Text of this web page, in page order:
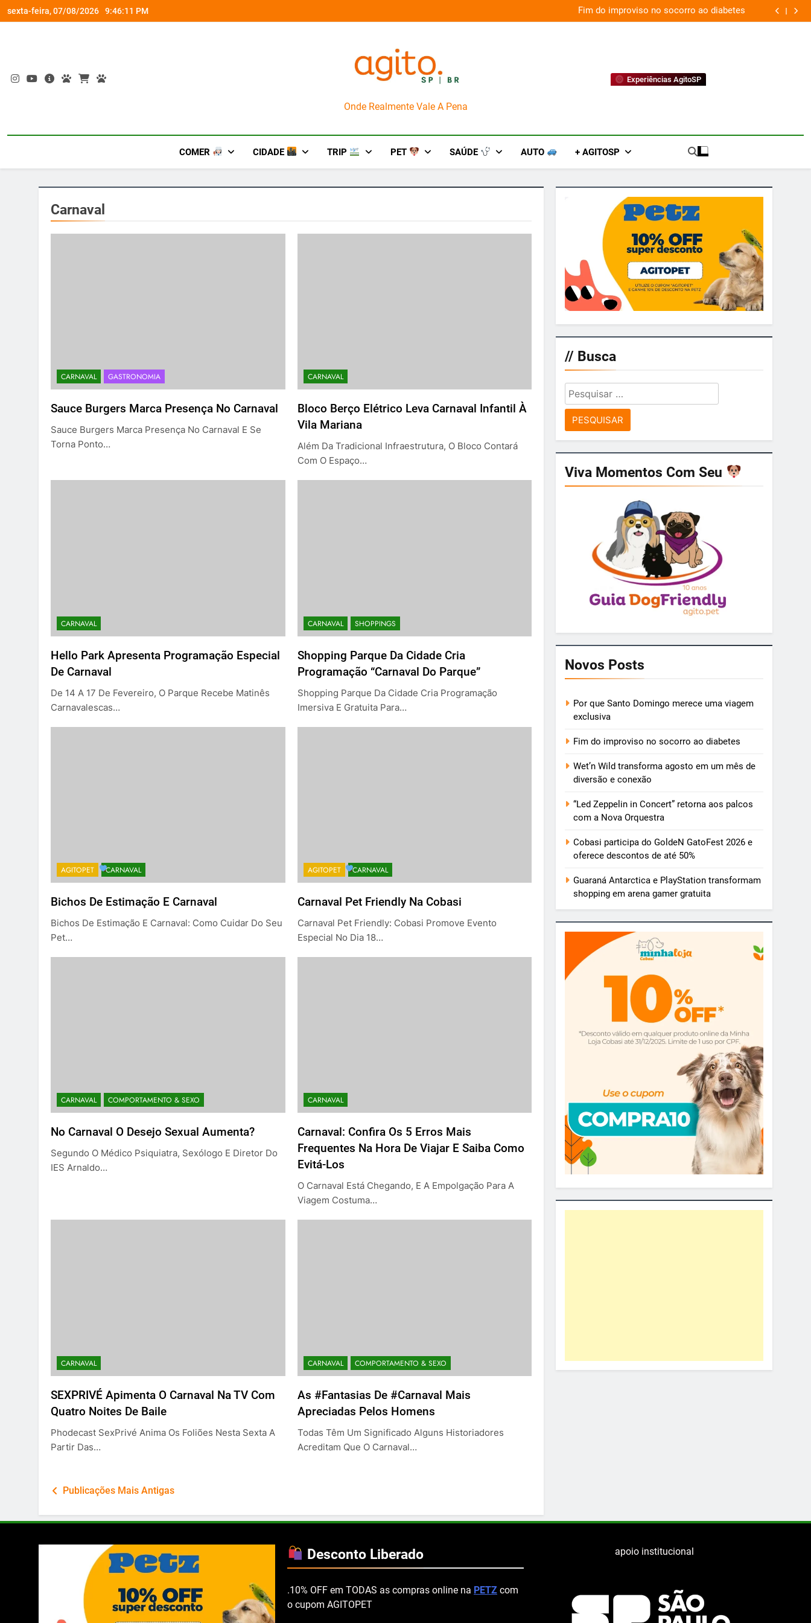
Skip
to
sexta-feira, 07/08/2026 9:46:11 PM
uma viagem exclusiva Wet’n Wild transforma agosto em um mês de diversão e conexão
AgitoSP
Onde Realmente Vale A Pena
Experiências AgitoSP
COMER CIDADE TRIP PET SAÚDE AUTO + AGITOSP
Carnaval
CARNAVAL GASTRONOMIA
Sauce Burgers Marca Presença No Carnaval
Sauce Burgers Marca Presença No Carnaval E Se
Torna Ponto…
CARNAVAL
Bloco Berço Elétrico Leva Carnaval Infantil À
Vila Mariana
Além Da Tradicional Infraestrutura, O Bloco Contará
Com O Espaço…
CARNAVAL
Hello Park Apresenta Programação Especial
De Carnaval
De 14 A 17 De Fevereiro, O Parque Recebe Matinês
Carnavalescas…
CARNAVAL SHOPPINGS
Shopping Parque Da Cidade Cria
Programação “Carnaval Do Parque”
Shopping Parque Da Cidade Cria Programação
Imersiva E Gratuita Para…
AGITOPET CARNAVAL
Bichos De Estimação E Carnaval
Bichos De Estimação E Carnaval: Como Cuidar Do Seu
Pet…
AGITOPET CARNAVAL
Carnaval Pet Friendly Na Cobasi
Carnaval Pet Friendly: Cobasi Promove Evento
Especial No Dia 18…
CARNAVAL COMPORTAMENTO & SEXO
No Carnaval O Desejo Sexual Aumenta?
Segundo O Médico Psiquiatra, Sexólogo E Diretor Do
IES Arnaldo…
CARNAVAL
Carnaval: Confira Os 5 Erros Mais
Frequentes Na Hora De Viajar E Saiba Como
Evitá-Los
O Carnaval Está Chegando, E A Empolgação Para A
Viagem Costuma…
CARNAVAL
SEXPRIVÉ Apimenta O Carnaval Na TV Com
Quatro Noites De Baile
Phodecast SexPrivé Anima Os Foliões Nesta Sexta A
Partir Das…
CARNAVAL COMPORTAMENTO & SEXO
As #fantasias De #Carnaval Mais
Apreciadas Pelos Homens
Todas Têm Um Significado Alguns Historiadores
Acreditam Que O Carnaval…
Navegação
Publicações Mais Antigas
// Busca
Pesquisar
por:
Viva Momentos Com Seu
Novos Posts
Por que Santo Domingo merece uma viagem
exclusiva
Fim do improviso no socorro ao diabetes
Wet’n Wild transforma agosto em um mês de
diversão e conexão
“Led Zeppelin in Concert” retorna aos palcos
com a Nova Orquestra
Cobasi participa do GoldeN GatoFest 2026 e
oferece descontos de até 50%
Guaraná Antarctica e PlayStation transformam
shopping em arena gamer gratuita
Desconto Liberado
.10% OFF em TODAS as compras online na PETZ com
o cupom AGITOPET
apoio institucional